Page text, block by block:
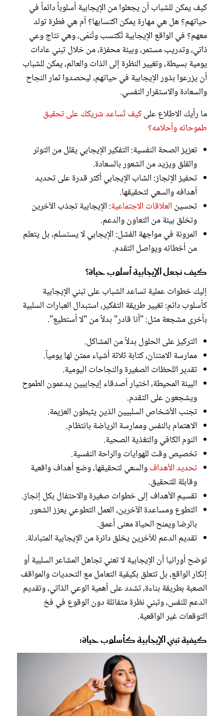
كيف يمكن للشباب أن يجعلوا من الإيجابية أسلوباً دائماً في
حياتهم؟ هل هي مهارة يمكن اكتسابها؟ أم هي فطرة تولد
معهم؟ في الواقع الإيجابية تُكتسب وتُنمّى، وهي نتاج وعي
ذاتي، وتدريب مستمر، وبيئة محفزة، من خلال تبني عادات
يومية بسيطة، وتغيير النظرة إلى الذات والعالم، يمكن للشباب
أن يزرعوا بذور الإيجابية في حياتهم، ليحصدوا ثمار النجاح
والسعادة والاستقرار النفسي.
ما رأيك الاطلاع علىكيف تُساعد شريكك على تحقيق
طموحاته وأحلامه؟
تعزيز الصحة النفسية: التفكير الإيجابي يقلل من التوتر
والقلق ويزيد من الشعور بالسعادة.
تحفيز الإنجاز: الشاب الإيجابي أكثر قدرة على تحديد
أهدافه والسعي لتحقيقها.
تحسين العلاقات الاجتماعية: الإيجابية تجذب الآخرين
وتخلق بيئة من التعاون والدعم.
المرونة في مواجهة الفشل: الإيجابي لا يستسلم، بل يتعلم
من أخطائه ويواصل التقدم.
كيف نجعل الإيجابية أسلوب حياة؟
إليك خطوات عملية تساعد الشباب على تبني الإيجابية
كأسلوب دائم: تغيير طريقة التفكير، استبدال العبارات السلبية
بأخرى مشجعة مثل: "أنا قادر" بدلاً من "لا أستطيع".
التركيز على الحلول بدلاً من المشاكل.
ممارسة الامتنان، كتابة ثلاثة أشياء ممتن لها يومياً.
تقدير اللحظات الصغيرة والنجاحات اليومية.
البيئة المحيطة، اختيار أصدقاء إيجابيين يدعمون الطموح
ويشجعون على التقدم.
تجنب الأشخاص السلبيين الذين يثبطون العزيمة.
الاهتمام بالنفس وممارسة الرياضة بانتظام.
النوم الكافي والتغذية الصحية.
تخصيص وقت للهوايات والراحة النفسية.
تحديد الأهدافوالسعي لتحقيقها، وضع أهداف واقعية
وقابلة للتحقيق.
تقسيم الأهداف إلى خطوات صغيرة والاحتفال بكل إنجاز.
التطوع ومساعدة الآخرين، العمل التطوعي يعزز الشعور
بالرضا ويمنح الحياة معنى أعمق.
تقديم الدعم للآخرين يخلق دائرة من الإيجابية المتبادلة.
توضح أورانيا أن الإيجابية لا تعني تجاهل المشاعر السلبية أو
إنكار الواقع، بل تتعلق بكيفية التعامل مع التحديات والمواقف
الصعبة بطريقة بناءة، تشدد على أهمية الوعي الذاتي، وتقديم
الدعم للنفس، وتبني نظرة متفائلة دون الوقوع في فخ
التوقعات غير الواقعية.
كيفية تبني الإيجابية كأسلوب حياة: